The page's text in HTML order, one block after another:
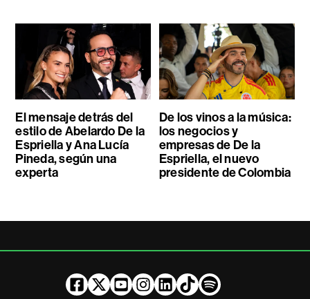
El mensaje detrás del
estilo de Abelardo De la
Espriella y Ana Lucía
Pineda, según una
experta
De los vinos a la música:
los negocios y
empresas de De la
Espriella, el nuevo
presidente de Colombia